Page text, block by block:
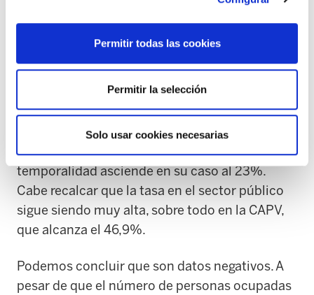
Permitir todas las cookies
Permitir la selección
Solo usar cookies necesarias
Es importante señalar que esta tasa
únicamente se ha reducido en 3,5 puntos
respecto al mismo trimestre del año 2019. En
este aspecto, encontramos que las mujeres
sufren una mayor precariedad, ya que la tasa de
temporalidad asciende en su caso al 23%.
Cabe recalcar que la tasa en el sector público
sigue siendo muy alta, sobre todo en la CAPV,
que alcanza el 46,9%.
Podemos concluir que son datos negativos. A
pesar de que el número de personas ocupadas